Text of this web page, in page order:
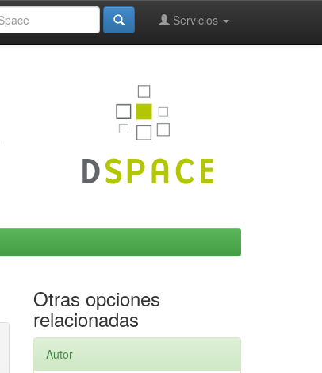
Servicios
Otras opciones
relacionadas
Autor